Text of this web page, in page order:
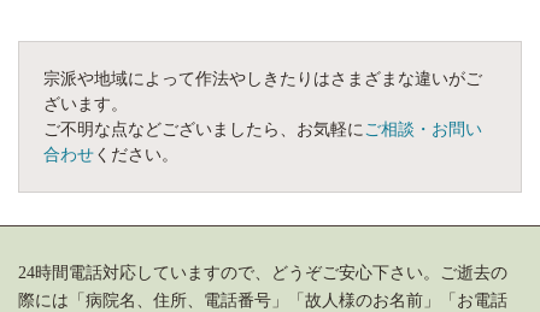
宗派や地域によって作法やしきたりはさまざまな違いがご
ざいます。
ご不明な点などございましたら、お気軽に ご相談・お問い
合わせ ください。
24時間電話対応していますので、どうぞご安心下さい。ご逝去の
際には「病院名、住所、電話番号」「故人様のお名前」「お電話